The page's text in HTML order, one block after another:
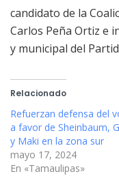
candidato de la
Carlos Peña Ortiz e
y municipal del
Relacionado
Refuerzan defensa del
a favor de Sheinbaum,
y Maki en la zona sur
mayo 17, 2024
En «Tamaulipas»